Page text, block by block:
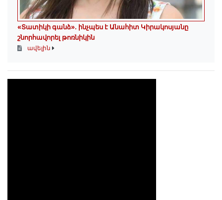
«Տատիկի գանձ». ինչպես է Անահիտ Կիրակոսյանը
շնորհավորել թոռնիկին
ավելին